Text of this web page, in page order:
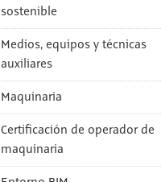
sostenible
Medios, equipos y técnicas
auxiliares
Maquinaria
Certificación de operador de
maquinaria